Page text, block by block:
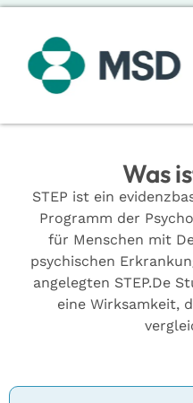
Was
STEP ist ein
Programm der
für Menschen mit
psychischen
angelegten STEP.De
eine Wirksamkeit,